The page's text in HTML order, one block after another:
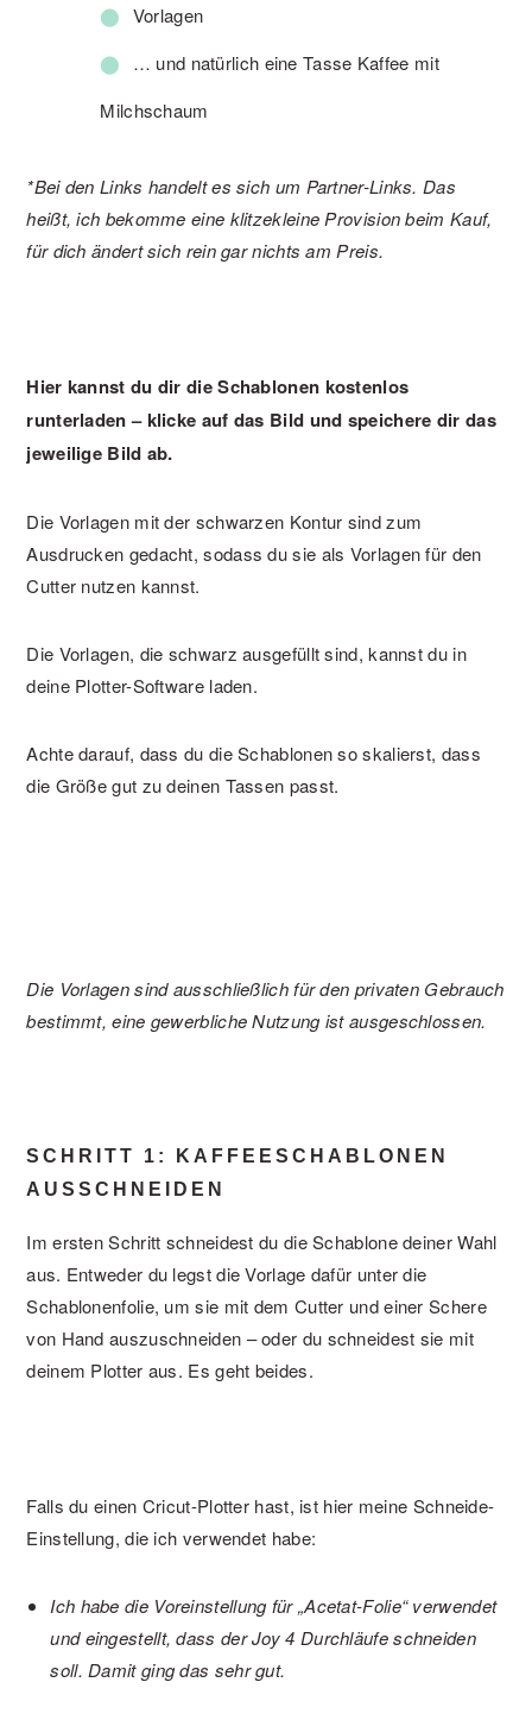
Vorlagen
… und natürlich eine Tasse Kaffee mit
Milchschaum
*Bei den Links handelt es sich um Partner-Links. Das
heißt, ich bekomme eine klitzekleine Provision beim Kauf,
für dich ändert sich rein gar nichts am Preis.
Hier kannst du dir die Schablonen kostenlos
runterladen – klicke auf das Bild und speichere dir das
jeweilige Bild ab.
Die Vorlagen mit der schwarzen Kontur sind zum
Ausdrucken gedacht, sodass du sie als Vorlagen für den
Cutter nutzen kannst.
Die Vorlagen, die schwarz ausgefüllt sind, kannst du in
deine Plotter-Software laden.
Achte darauf, dass du die Schablonen so skalierst, dass
die Größe gut zu deinen Tassen passt.
Die Vorlagen sind ausschließlich für den privaten Gebrauch
bestimmt, eine gewerbliche Nutzung ist ausgeschlossen.
SCHRITT 1: KAFFEESCHABLONEN
AUSSCHNEIDEN
Im ersten Schritt schneidest du die Schablone deiner Wahl
aus. Entweder du legst die Vorlage dafür unter die
Schablonenfolie, um sie mit dem Cutter und einer Schere
von Hand auszuschneiden – oder du schneidest sie mit
deinem Plotter aus. Es geht beides.
Falls du einen Cricut-Plotter hast, ist hier meine Schneide-
Einstellung, die ich verwendet habe:
Ich habe die Voreinstellung für „Acetat-Folie“ verwendet
und eingestellt, dass der Joy 4 Durchläufe schneiden
soll. Damit ging das sehr gut.